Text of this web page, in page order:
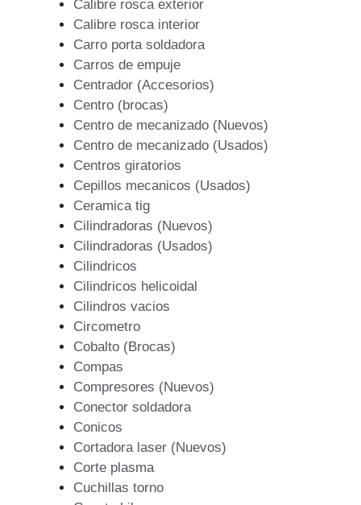
Calibre rosca exterior
Calibre rosca interior
Carro porta soldadora
Carros de empuje
Centrador (Accesorios)
Centro (brocas)
Centro de mecanizado (Nuevos)
Centro de mecanizado (Usados)
Centros giratorios
Cepillos mecanicos (Usados)
Ceramica tig
Cilindradoras (Nuevos)
Cilindradoras (Usados)
Cilindricos
Cilindricos helicoidal
Cilindros vacios
Circometro
Cobalto (Brocas)
Compas
Compresores (Nuevos)
Conector soldadora
Conicos
Cortadora laser (Nuevos)
Corte plasma
Cuchillas torno